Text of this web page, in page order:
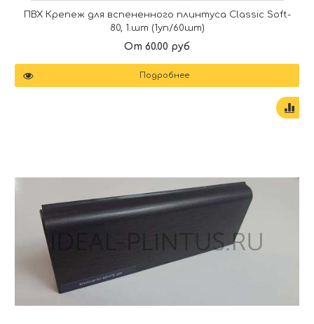
ПВХ Крепеж для вспененного плинтуса Classic Soft-
80, 1.шт (1уп/60шт)
От 60.00 руб
Подробнее